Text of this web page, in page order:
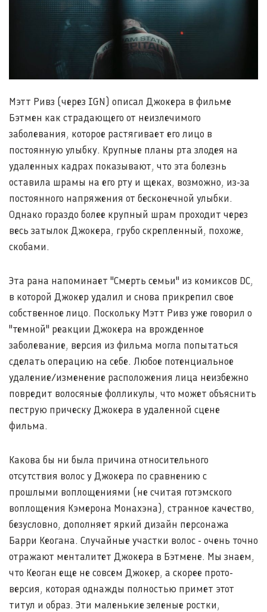
Мэтт Ривз (через IGN) описал Джокера в фильме
Бэтмен как страдающего от неизлечимого
заболевания, которое растягивает его лицо в
постоянную улыбку. Крупные планы рта злодея на
удаленных кадрах показывают, что эта болезнь
оставила шрамы на его рту и щеках, возможно, из-за
постоянного напряжения от бесконечной улыбки.
Однако гораздо более крупный шрам проходит через
весь затылок Джокера, грубо скрепленный, похоже,
скобами.
Эта рана напоминает "Смерть семьи" из комиксов DC,
в которой Джокер удалил и снова прикрепил свое
собственное лицо. Поскольку Мэтт Ривз уже говорил о
"темной" реакции Джокера на врожденное
заболевание, версия из фильма могла попытаться
сделать операцию на себе. Любое потенциальное
удаление/изменение расположения лица неизбежно
повредит волосяные фолликулы, что может объяснить
пеструю прическу Джокера в удаленной сцене
фильма.
Какова бы ни была причина относительного
отсутствия волос у Джокера по сравнению с
прошлыми воплощениями (не считая готэмского
воплощения Кэмерона Монахэна), странное качество,
безусловно, дополняет яркий дизайн персонажа
Барри Кеогана. Случайные участки волос - очень точно
отражают менталитет Джокера в Бэтмене. Мы знаем,
что Кеоган еще не совсем Джокер, а скорее прото-
версия, которая однажды полностью примет этот
титул и образ. Эти маленькие зеленые ростки,